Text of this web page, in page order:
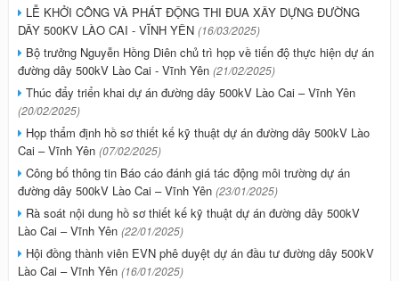
LỄ KHỞI CÔNG VÀ PHÁT ĐỘNG THI ĐUA XÂY DỰNG ĐƯỜNG
DÂY 500KV LÀO CAI - VĨNH YÊN (16/03/2025)
Bộ trưởng Nguyễn Hồng Diên chủ trì họp về tiến độ thực hiện dự án
đường dây 500kV Lào Cai - Vĩnh Yên (21/02/2025)
Thúc đẩy triển khai dự án đường dây 500kV Lào Cai – Vĩnh Yên
(20/02/2025)
Họp thẩm định hồ sơ thiết kế kỹ thuật dự án đường dây 500kV Lào
Cai – Vĩnh Yên (07/02/2025)
Công bố thông tin Báo cáo đánh giá tác động môi trường dự án
đường dây 500kV Lào Cai – Vĩnh Yên (23/01/2025)
Rà soát nội dung hồ sơ thiết kế kỹ thuật dự án đường dây 500kV
Lào Cai – Vĩnh Yên (22/01/2025)
Hội đồng thành viên EVN phê duyệt dự án đầu tư đường dây 500kV
Lào Cai – Vĩnh Yên (16/01/2025)